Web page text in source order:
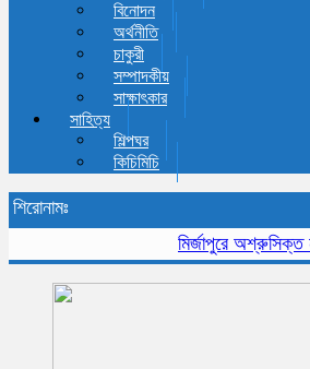
বিনোদন
অর্থনীতি
চাকুরী
সম্পাদকীয়
সাক্ষাৎকার
সাহিত্য
শিল্পঘর
কিচিমিচি
শিরোনামঃ
মির্জাপুরে অশ্রুসিক্ত নয়নে